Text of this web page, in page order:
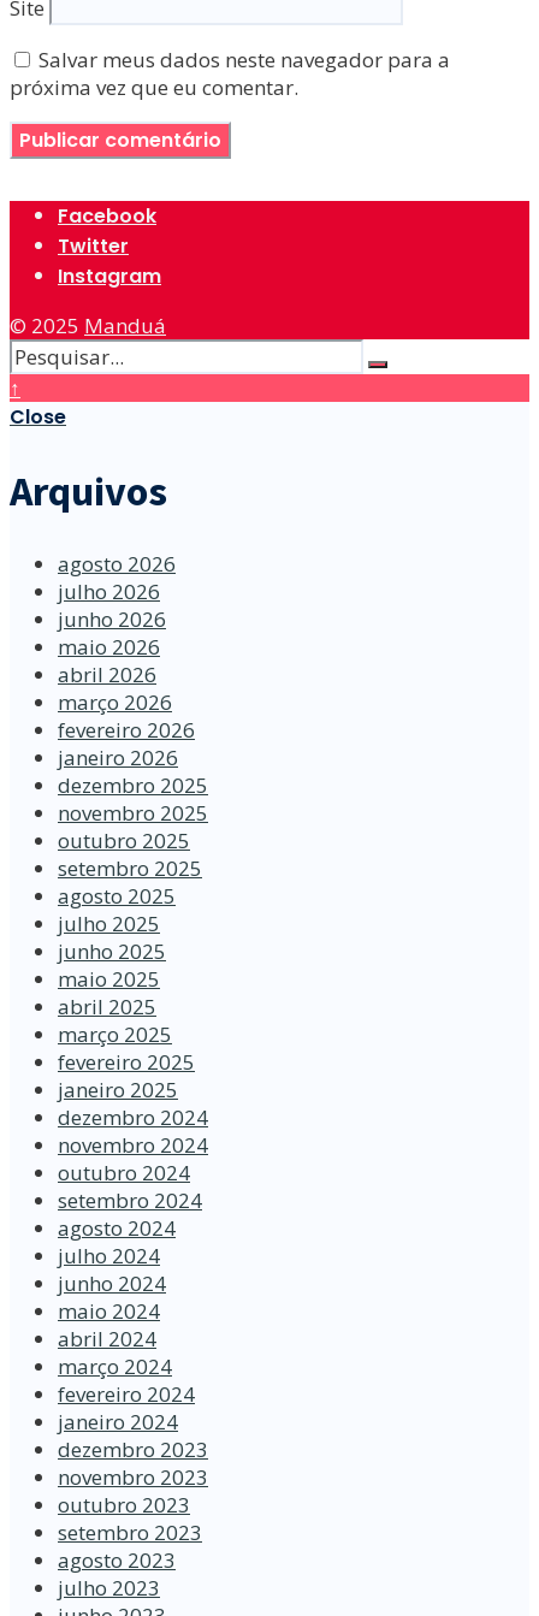
Site
Salvar meus dados neste navegador para a
próxima vez que eu comentar.
Facebook
Twitter
Instagram
© 2025 Manduá
↑
Close
Arquivos
agosto 2026
julho 2026
junho 2026
maio 2026
abril 2026
março 2026
fevereiro 2026
janeiro 2026
dezembro 2025
novembro 2025
outubro 2025
setembro 2025
agosto 2025
julho 2025
junho 2025
maio 2025
abril 2025
março 2025
fevereiro 2025
janeiro 2025
dezembro 2024
novembro 2024
outubro 2024
setembro 2024
agosto 2024
julho 2024
junho 2024
maio 2024
abril 2024
março 2024
fevereiro 2024
janeiro 2024
dezembro 2023
novembro 2023
outubro 2023
setembro 2023
agosto 2023
julho 2023